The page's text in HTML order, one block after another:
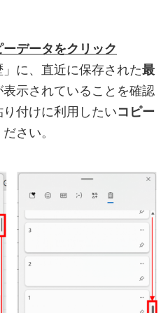
データをクリック
」に、直近に保存された最
表示されていることを確認
付けに利用したいコピー
さい。